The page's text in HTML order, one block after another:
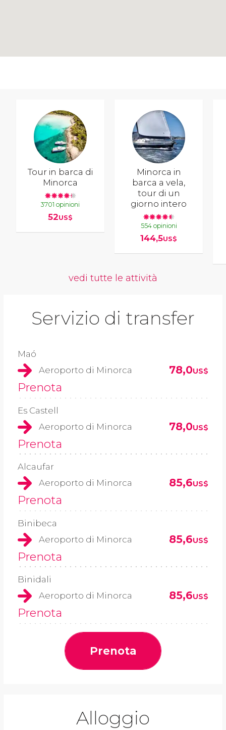
Tour in barca di
Minorca
3701 opinioni
52US$
Minorca in
barca a vela,
tour di un
giorno intero
554 opinioni
144,5US$
vedi tutte le attività
Servizio di transfer
Maó
Aeroporto di Minorca
78,0US$
Prenota
Es Castell
Aeroporto di Minorca
78,0US$
Prenota
Alcaufar
Aeroporto di Minorca
85,6US$
Prenota
Binibeca
Aeroporto di Minorca
85,6US$
Prenota
Binidali
Aeroporto di Minorca
85,6US$
Prenota
Prenota
Alloggio